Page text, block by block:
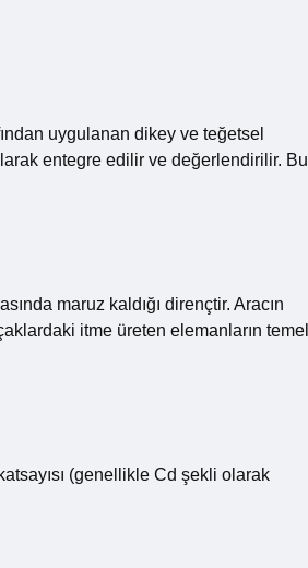
uygulanan dikey ve teğetsel
entegre edilir ve değerlendirilir. Bu
maruz kaldığı dirençtir. Aracın
itme üreten elemanların temel
(genellikle Cd şekli olarak